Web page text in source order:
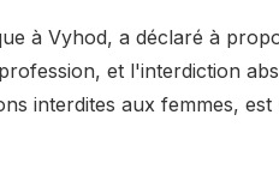
à Vyhod, a déclaré à
et l'interdiction
interdites aux femmes,